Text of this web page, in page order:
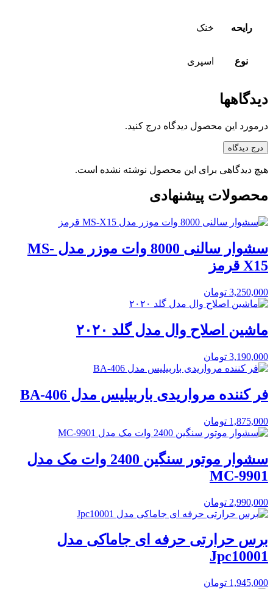
رایحه خنک
نوع اسپری
دیدگاهها
درمورد این محصول دیدگاه درج کنید.
درج دیدگاه
هیچ دیدگاهی برای این محصول نوشته نشده است.
محصولات پیشنهادی
سشوار سالنی 8000 وات موزر مدل MS-
X15 قرمز
3,250,000 تومان
ماشین اصلاح وال مدل گلد ۲۰۲۰
3,190,000 تومان
فر کننده مرواریدی باربیلیس مدل BA-406
1,875,000 تومان
سشوار موتور سنگین 2400 وات مک مدل
MC-9901
2,990,000 تومان
برس حرارتی حرفه ای جاماکی مدل
Jpc10001
1,945,000 تومان